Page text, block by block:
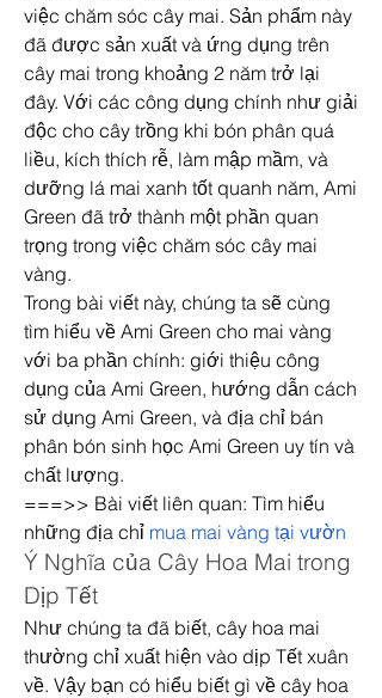
việc chăm sóc cây mai. Sản phẩm này
đã được sản xuất và ứng dụng trên
cây mai trong khoảng 2 năm trở lại
đây. Với các công dụng chính như giải
độc cho cây trồng khi bón phân quá
liều, kích thích rễ, làm mập mầm, và
dưỡng lá mai xanh tốt quanh năm, Ami
Green đã trở thành một phần quan
trọng trong việc chăm sóc cây mai
vàng.
Trong bài viết này, chúng ta sẽ cùng
tìm hiểu về Ami Green cho mai vàng
với ba phần chính: giới thiệu công
dụng của Ami Green, hướng dẫn cách
sử dụng Ami Green, và địa chỉ bán
phân bón sinh học Ami Green uy tín và
chất lượng.
===>> Bài viết liên quan: Tìm hiểu
những địa chỉ mua mai vàng tại vườn
Ý Nghĩa của Cây Hoa Mai trong
Dịp Tết
Như chúng ta đã biết, cây hoa mai
thường chỉ xuất hiện vào dịp Tết xuân
về. Vậy bạn có hiểu biết gì về cây hoa